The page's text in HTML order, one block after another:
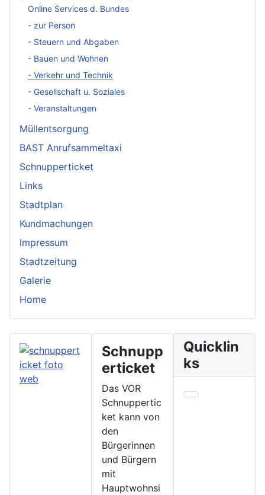
Online Services d. Bundes
- zur Person
- Steuern und Abgaben
- Bauen und Wohnen
- Verkehr und Technik
- Gesellschaft u. Soziales
- Veranstaltungen
Müllentsorgung
BAST Anrufsammeltaxi
Schnupperticket
Links
Stadtplan
Kundmachungen
Impressum
Stadtzeitung
Galerie
Home
Schnupp
erticket
Das VOR
Schnuppertic
ket kann von
den
Bürgerinnen
und Bürgern
mit
Hauptwohnsi
Quicklin
ks